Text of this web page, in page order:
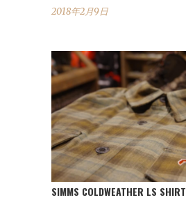
2018年2月9日
SIMMS COLDWEATHER LS SHIRT